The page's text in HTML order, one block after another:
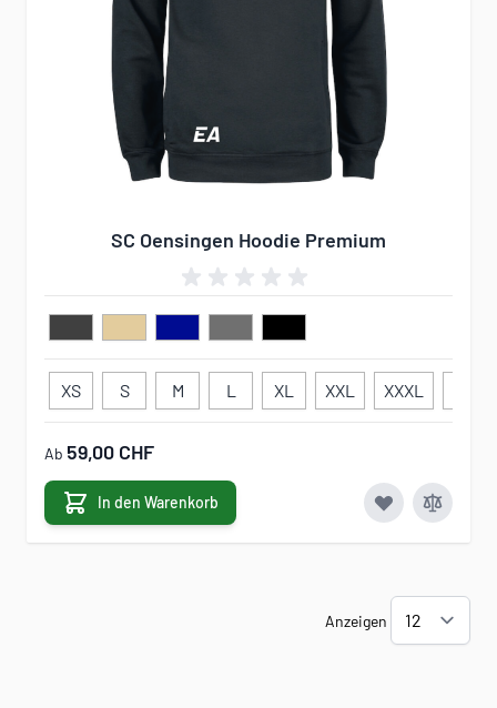
SC Oensingen Hoodie Premium
XS S M L XL XXL XXXL
Ab 59,00 CHF
In den Warenkorb
Anzeigen